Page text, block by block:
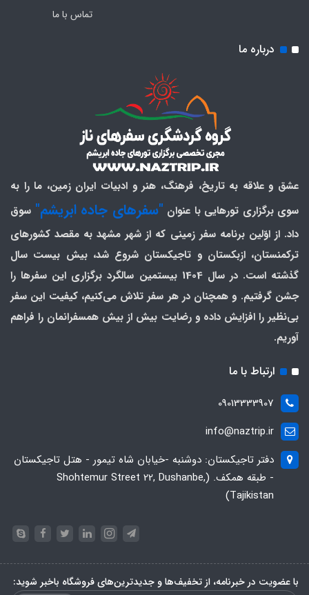
تماس با ما
درباره ما
عشق و علاقه به تاریخ، فرهنگ، هنر و ادبیات ایران زمین، ما را به
سوی برگزاری تورهایی با عنوان "سفرهای جاده ابریشم" سوق
داد. از اوّلین برنامه سفر زمینی که از شهر مشهد به مقصد کشورهای
ترکمنستان، ازبکستان و تاجیکستان شروع شد، بیش بیست سال
گذشته است. در سال 1404 بیستمین سالگرد برگزاری این سفرها را
جشن گرفتیم. و همچنان در هر سفر تلاش می‌کنیم، کیفیت این سفر
بی‌نظیر را افزایش داده و رضایت بیش از بیش همسفرانمان را فراهم
آوریم.
ارتباط با ما
09013333907
info@naztrip.ir
دفتر تاجیکستان: دوشنبه -خیابان شاه تیمور - هتل تاجیکستان
- طبقه همکف. (Shohtemur Street 22, Dushanbe,
Tajikistan)
با عضویت در خبرنامه، از تخفیف‌ها و جدیدترین‌های فروشگاه باخبر شوید: